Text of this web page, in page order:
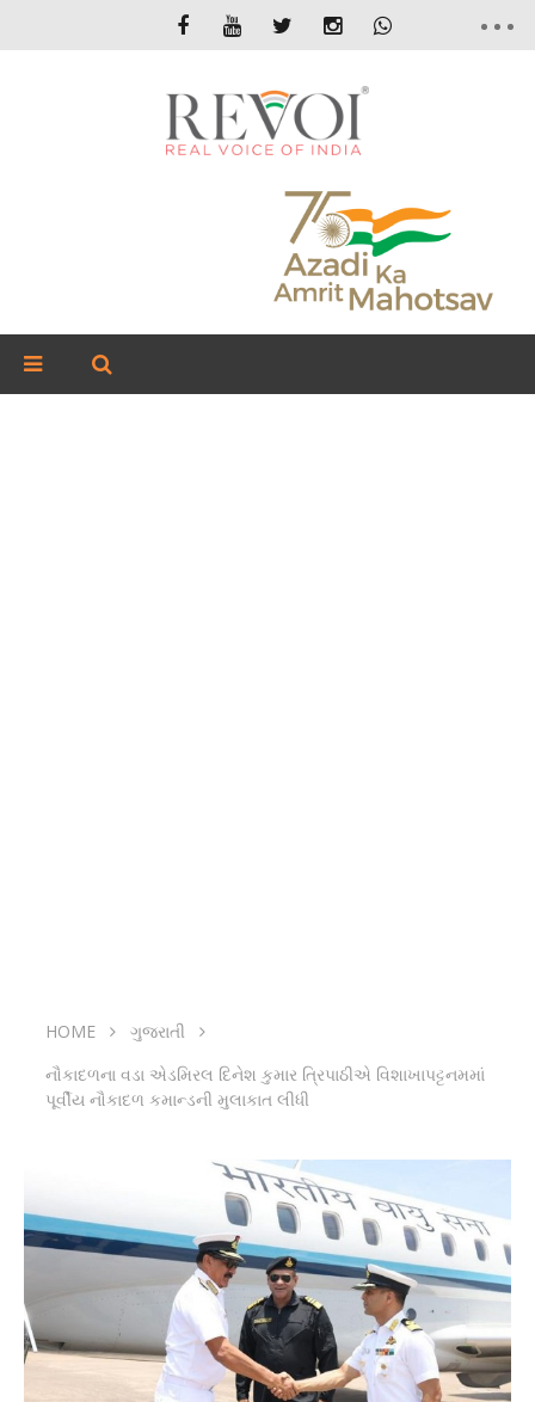
HOME
ગુજરાતી
નૌકાદળના વડા એડમિરલ દિનેશ કુમાર ત્રિપાઠીએ વિશાખાપટ્ટનમમાં
પૂર્વીય નૌકાદળ કમાન્ડની મુલાકાત લીધી